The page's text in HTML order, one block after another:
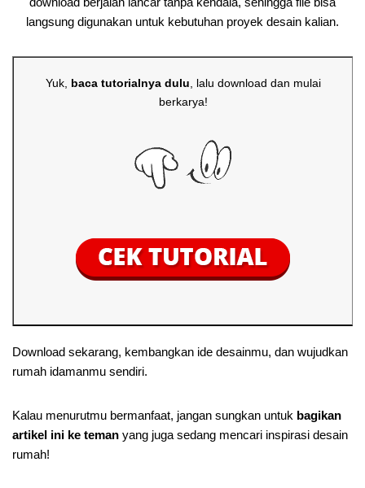
langsung digunakan untuk kebutuhan proyek desain kalian.
Yuk, baca tutorialnya dulu , lalu download dan mulai
berkarya!
Download sekarang, kembangkan ide desainmu, dan wujudkan
rumah idamanmu sendiri.
Kalau menurutmu bermanfaat, jangan sungkan untuk bagikan
artikel ini ke teman yang juga sedang mencari inspirasi desain
rumah!